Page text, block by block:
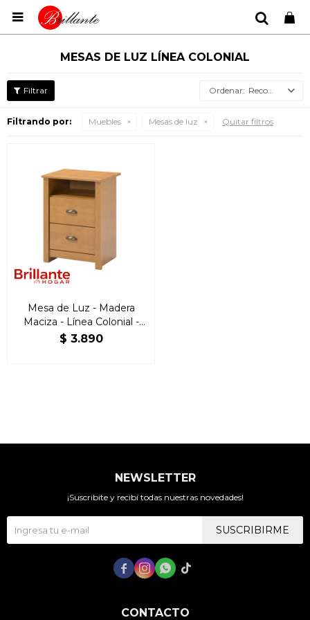

MESAS DE LUZ LÍNEA COLONIAL
Recomendados
Filtrando por: Muebles Mesas de luz Quitar filtros
Mesa de Luz - Madera
Maciza - Línea Colonial -
Freijo
$ 3.890
CONTACTO
NEWSLETTER
¡Suscribite y recibí todas nuestras novedades!
SUSCRIBIRME
   